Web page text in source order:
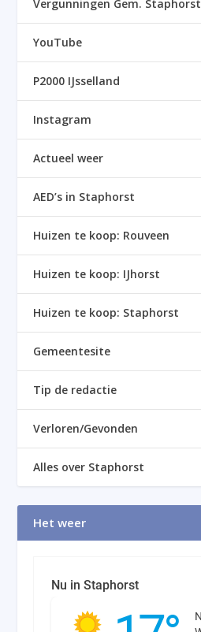
Vergunningen Gem. Staphorst
YouTube
P2000 IJsselland
Instagram
Actueel weer
AED’s in Staphorst
Huizen te koop: Rouveen
Huizen te koop: IJhorst
Huizen te koop: Staphorst
Gemeentesite
Tip de redactie
Verloren/Gevonden
Alles over Staphorst
Het weer